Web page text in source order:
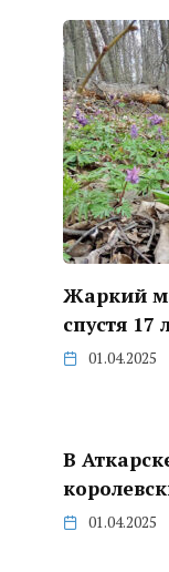
Жаркий
спустя 17
01.04.2025
В
01.04.2025